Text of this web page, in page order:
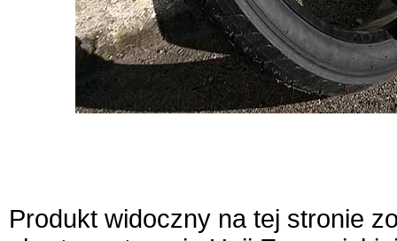
Produkt widoczny na tej stronie